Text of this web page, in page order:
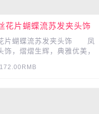
花片蝴蝶流苏发夹头饰
片蝴蝶流苏发夹头饰 凤
饰，熠熠生辉，典雅优美，